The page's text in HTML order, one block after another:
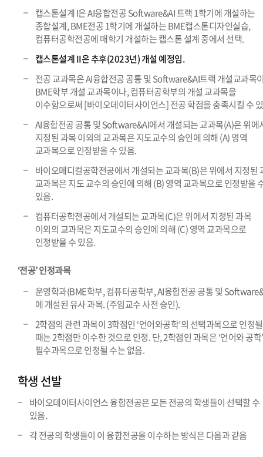
캡스톤설계 I은 AI융합전공 Software&AI 트랙 1학기에 개설하는
종합설계, BME전공 1학기에 개설하는 BME캡스톤디자인실습,
컴퓨터공학전공에 매학기 개설하는 캡스톤 설계 중에서 선택.
캡스톤설계 II은 추후(2023년) 개설 예정임.
전공 교과목은 AI융합전공 공통 및 Software&AI트랙 개설교과목
BME학부 개설 교과목이나, 컴퓨터공학부의 개설 교과목을
이수함으로써 [바이오데이터사이언스] 전공 학점을 충족시킬 수
AI융합전공 공통 및 Software&AI에서 개설되는 교과목(A)은 위에
지정된 과목 이외의 교과목은 지도교수의 승인에 의해 (A) 영역
교과목으로 인정받을 수 있음.
바이오메디컬공학전공에서 개설되는 교과목(B)은 위에서 지정된
교과목은 지도 교수의 승인에 의해 (B) 영역 교과목으로 인정받을
있음.
컴퓨터공학전공에서 개설되는 교과목(C)은 위에서 지정된 과목
이외의 교과목은 지도교수의 승인에 의해 (C) 영역 교과목으로
인정받을 수 있음.
‘전공’ 인정과목
운영학과(BME학부, 컴퓨터공학부, AI융합전공 공통 및
에 개설된 유사 과목. (주임교수 사전 승인).
2학점의 관련 과목이 3학점인 ‘언어와공학’의 선택과목으로 인정될
때는 2학점만 이수한 것으로 인정. 단, 2학점인 과목은 ‘언어와 공학
필수과목으로 인정될 수는 없음.
학생 선발
바이오데이터사이언스 융합전공은 모든 전공의 학생들이 선택할 수
있음.
각 전공의 학생들이 이 융합전공을 이수하는 방식은 다음과 같음